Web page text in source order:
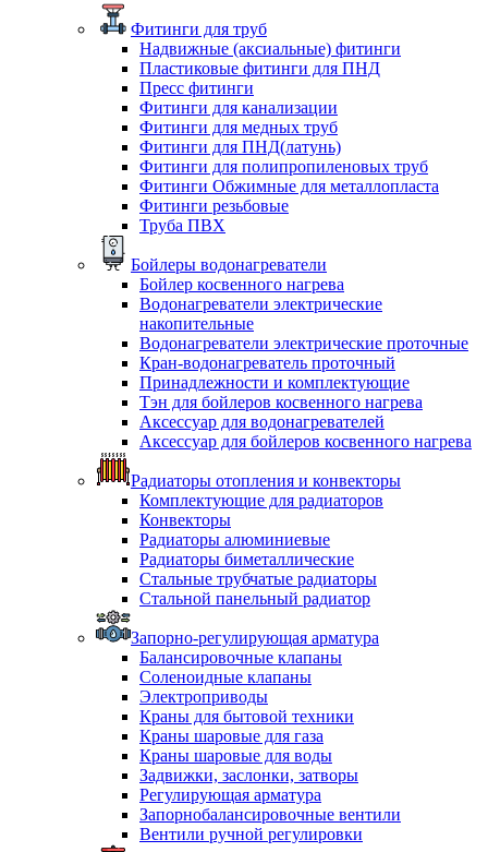
Фитинги для труб
Надвижные (аксиальные) фитинги
Пластиковые фитинги для ПНД
Пресс фитинги
Фитинги для канализации
Фитинги для медных труб
Фитинги для ПНД(латунь)
Фитинги для полипропиленовых труб
Фитинги Обжимные для металлопласта
Фитинги резьбовые
Труба ПВХ
Бойлеры водонагреватели
Бойлер косвенного нагрева
Водонагреватели электрические
накопительные
Водонагреватели электрические проточные
Кран-водонагреватель проточный
Принадлежности и комплектующие
Тэн для бойлеров косвенного нагрева
Аксессуар для водонагревателей
Аксессуар для бойлеров косвенного нагрева
Радиаторы отопления и конвекторы
Комплектующие для радиаторов
Конвекторы
Радиаторы алюминиевые
Радиаторы биметаллические
Стальные трубчатые радиаторы
Стальной панельный радиатор
Запорно-регулирующая арматура
Балансировочные клапаны
Соленоидные клапаны
Электроприводы
Краны для бытовой техники
Краны шаровые для газа
Краны шаровые для воды
Задвижки, заслонки, затворы
Регулирующая арматура
Запорнобалансировочные вентили
Вентили ручной регулировки